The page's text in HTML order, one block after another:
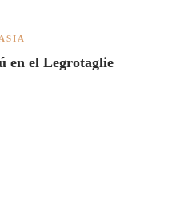
en el Legrotaglie